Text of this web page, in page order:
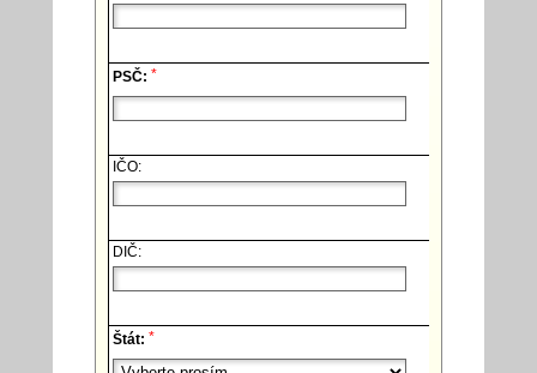
PSČ: *
IČO:
DIČ:
Štát: *